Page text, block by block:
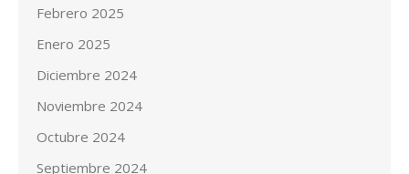
Febrero 2025
Enero 2025
Diciembre 2024
Noviembre 2024
Octubre 2024
Septiembre 2024